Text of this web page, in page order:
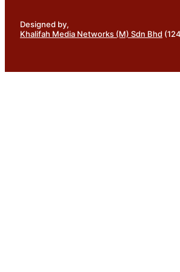
Designed by,
Khalifah Media Networks (M) Sdn Bhd